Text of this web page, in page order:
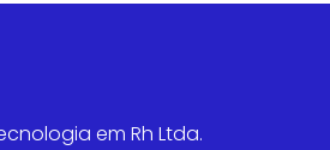
em Rh Ltda.